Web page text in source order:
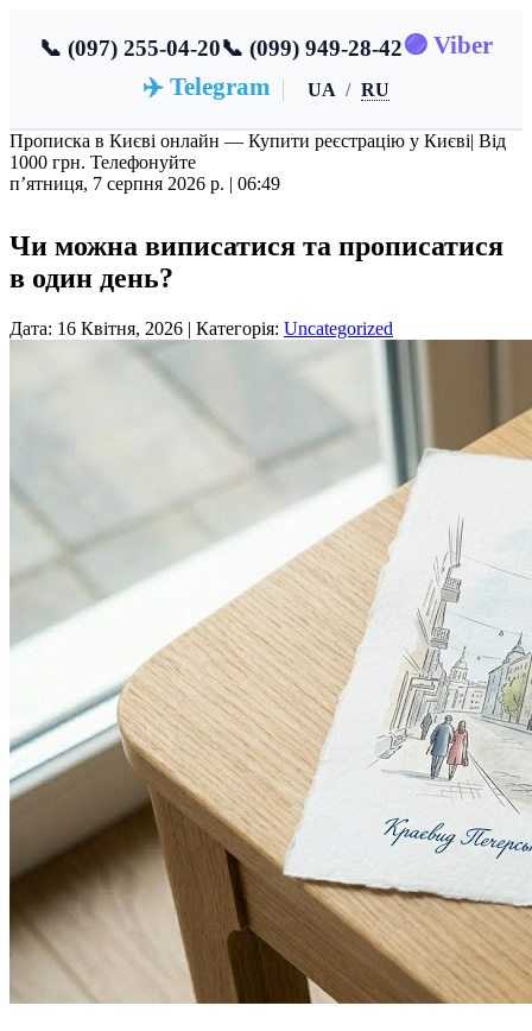
📞 (097) 255-04-20📞 (099) 949-28-42🟣 Viber
✈️ Telegram
UA / RU
Прописка в Києві онлайн — Купити реєстрацію у Києві| Від
1000 грн. Телефонуйте
пʼятниця, 7 серпня 2026 р. | 06:49
Чи можна виписатися та прописатися
в один день?
Дата: 16 Квітня, 2026 | Категорія: Uncategorized